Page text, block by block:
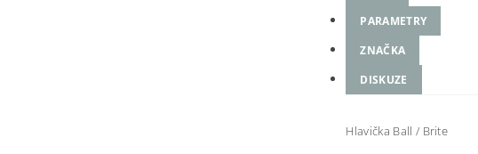
PARAMETRY
ZNAČKA
DISKUZE
Hlavička Ball / Brite